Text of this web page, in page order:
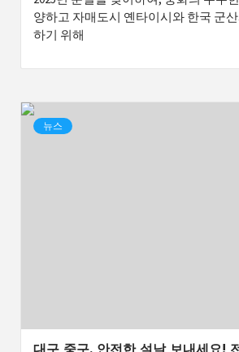
양하고 자매도시 옌타이시와 한국 군
하기 위해
뉴스